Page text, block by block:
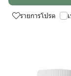
รายการโปรด